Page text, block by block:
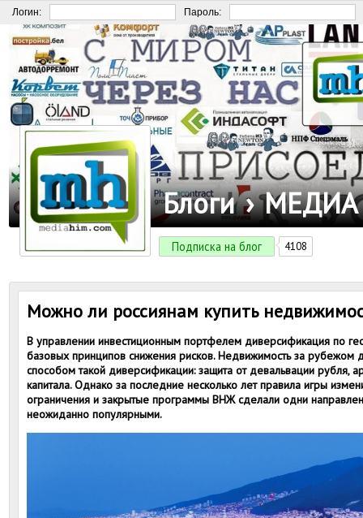
Логин: Пароль:
Блоги ›
Подписка на блог 4108
Можно ли россиянам купить
В управлении инвестиционным портфелем диверсификация по
базовых принципов снижения рисков. Недвижимость за рубежом
способом такой диверсификации: защита от девальвации рубля,
капитала. Однако за последние несколько лет правила игры
ограничения и закрытые программы ВНЖ сделали одни
неожиданно популярными.